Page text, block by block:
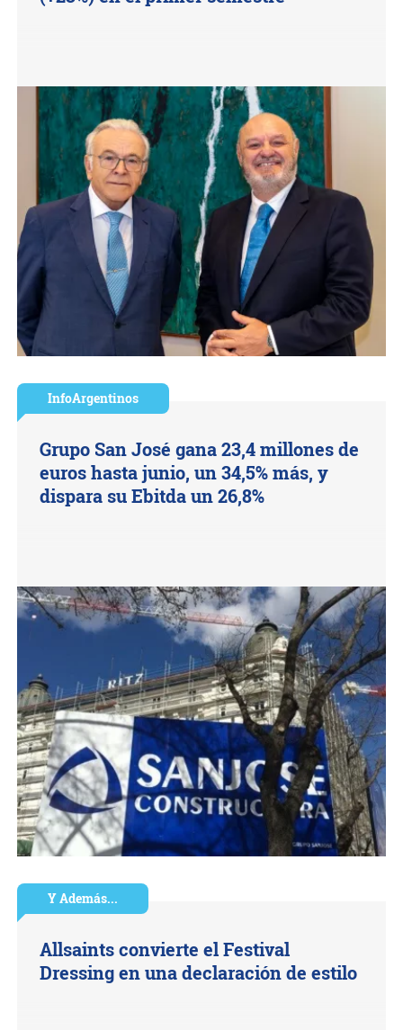
InfoArgentinos
Grupo San José gana 23,4 millones de
euros hasta junio, un 34,5% más, y
dispara su Ebitda un 26,8%
Y Además...
Allsaints convierte el Festival
Dressing en una declaración de estilo